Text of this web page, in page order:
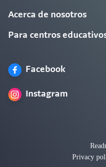
Acerca de nosotros
Para centros
Facebook
Instagram
Privacy